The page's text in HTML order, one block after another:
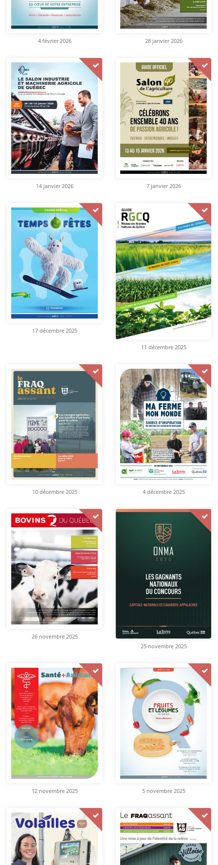
4 février 2026 28 janvier 2026
14 janvier 2026 7 janvier 2026
17 décembre 2025
11 décembre 2025
10 décembre 2025 4 décembre 2025
26 novembre 2025
25 novembre 2025
12 novembre 2025 5 novembre 2025